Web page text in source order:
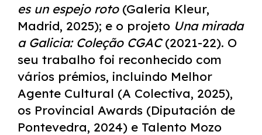
es un espejo roto(Galeria Kleur,
Madrid, 2025); e o projeto Una mirada
a Galicia: Coleção CGAC(2021-22). O
seu trabalho foi reconhecido com
vários prémios, incluindo Melhor
Agente Cultural (A Colectiva, 2025),
os Provincial Awards (Diputación de
Pontevedra, 2024) e Talento Mozo